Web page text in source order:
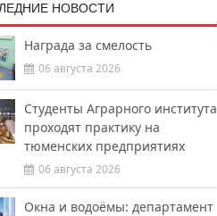
НОВОСТИ
Награда за смелость
06 августа 2026
Студенты Аграрного института
проходят практику на
тюменских предприятиях
06 августа 2026
Окна и водоёмы: департамент